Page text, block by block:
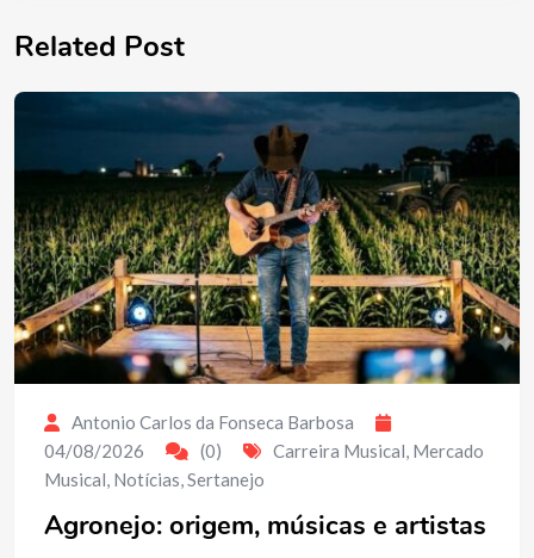
Related Post
Antonio Carlos da Fonseca Barbosa
04/08/2026
(0) Carreira Musical, Mercado
Musical, Notícias,Sertanejo
Agronejo: origem, músicas e artistas